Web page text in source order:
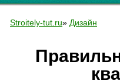
Stroitely-tut.ru» Дизайн